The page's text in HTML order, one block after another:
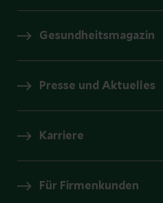
Gesundheitsmagazin
Presse und Aktuelles
Karriere
Für Firmenkunden